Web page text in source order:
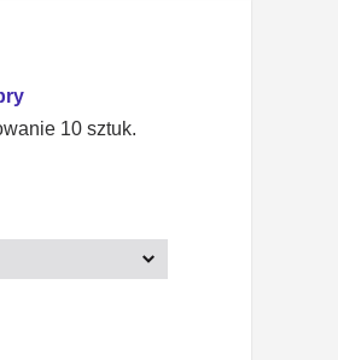
10 sztuk.